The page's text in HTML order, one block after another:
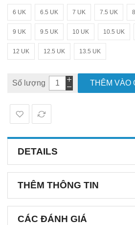
6 UK 6.5 UK 7 UK 7.5 UK
9 UK 9.5 UK 10 UK 10.5 UK
12 UK 12.5 UK 13.5 UK
Số lượng THÊM VÀO
DETAILS
THÊM THÔNG TIN
CÁC ĐÁNH GIÁ